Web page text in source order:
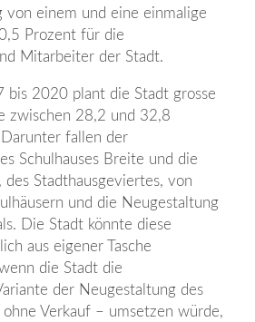
von einem und eine einmalige
Prozent für die
Mitarbeiter der Stadt.
bis 2020 plant die Stadt grosse
zwischen 28,2 und 32,8
fallen der
Schulhauses Breite und die
des Stadthausgeviertes, von
und die Neugestaltung
Die Stadt könnte diese
aus eigener Tasche
die Stadt die
der Neugestaltung des
ohne Verkauf – umsetzen würde,